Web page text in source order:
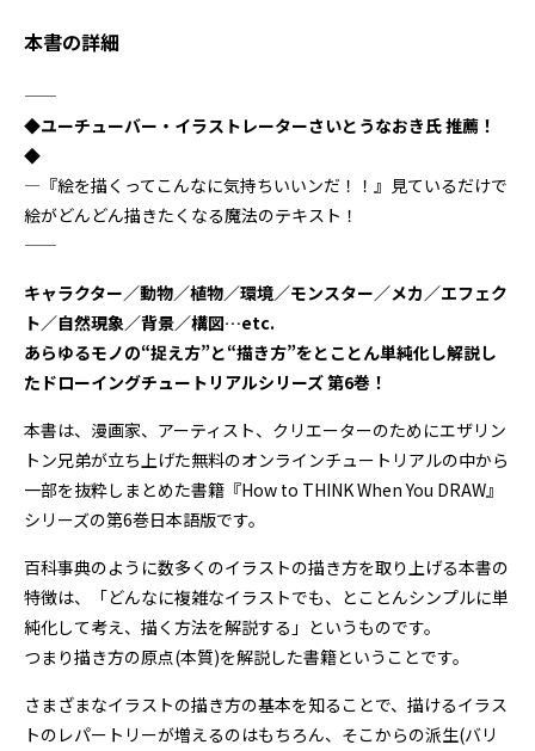
本書の詳細
――――――――――――――――――――――――――――――――
◆ユーチューバー・イラストレーターさいとうなおき氏 推薦！
◆
―『絵を描くってこんなに気持ちいいンだ！！』見ているだけで
絵がどんどん描きたくなる魔法のテキスト！
――――――――――――――――――――――――――――――――
キャラクター／動物／植物／環境／モンスター／メカ／エフェク
ト／自然現象／背景／構図…etc.
あらゆるモノの“捉え方”と“描き方”をとことん単純化し解説し
たドローイングチュートリアルシリーズ 第6巻！
本書は、漫画家、アーティスト、クリエーターのためにエザリン
トン兄弟が立ち上げた無料のオンラインチュートリアルの中から
一部を抜粋しまとめた書籍『How to THINK When You DRAW』
シリーズの第6巻日本語版です。
百科事典のように数多くのイラストの描き方を取り上げる本書の
特徴は、「どんなに複雑なイラストでも、とことんシンプルに単
純化して考え、描く方法を解説する」というものです。
つまり描き方の原点(本質)を解説した書籍ということです。
さまざまなイラストの描き方の基本を知ることで、描けるイラス
トのレパートリーが増えるのはもちろん、そこからの派生(バリ